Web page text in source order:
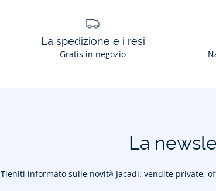
La spedizione e i resi
Gratis in negozio
La
Tieniti informato sulle novità Jacadi: vendite private,